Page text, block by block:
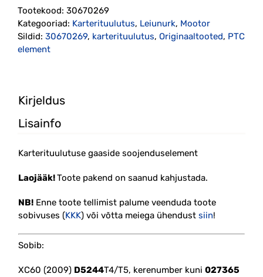
D5244T4/T5
P3
-2009
(30670269)
Tootekood: 30670269
Kategooriad: Karterituulutus, Leiunurk, Mootor
Sildid: 30670269, karterituulutus, Originaaltooted, PTC
element
Kirjeldus
Lisainfo
Karterituulutuse gaaside soojenduselement
Laojääk!Toote pakend on saanud kahjustada.
NB! Enne toote tellimist palume veenduda toote
sobivuses (KKK) või võtta meiega ühendust siin!
Sobib:
XC60 (2009) D5244T4/T5, kerenumber kuni 027365